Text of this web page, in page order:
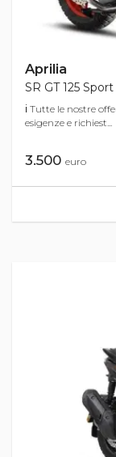
Aprilia
SR GT 125
ℹ Tutte le nostre
esigenze e richiest...
3.500 euro